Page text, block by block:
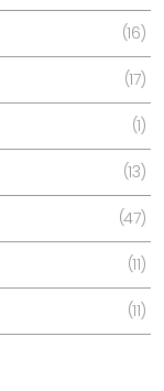
16
17
1
13
47
11
11